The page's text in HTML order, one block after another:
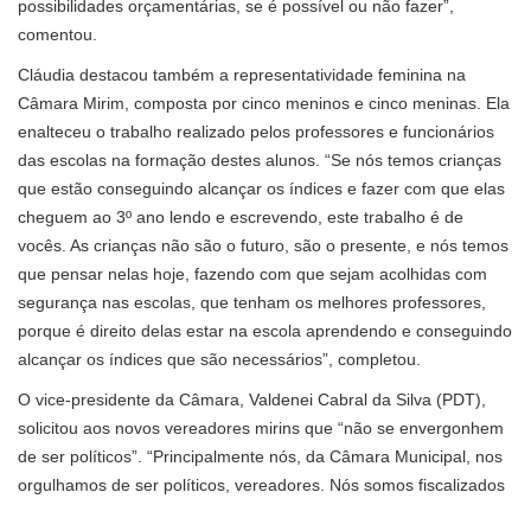
possibilidades orçamentárias, se é possível ou não fazer”,
comentou.
Cláudia destacou também a representatividade feminina na
Câmara Mirim, composta por cinco meninos e cinco meninas. Ela
enalteceu o trabalho realizado pelos professores e funcionários
das escolas na formação destes alunos. “Se nós temos crianças
que estão conseguindo alcançar os índices e fazer com que elas
cheguem ao 3º ano lendo e escrevendo, este trabalho é de
vocês. As crianças não são o futuro, são o presente, e nós temos
que pensar nelas hoje, fazendo com que sejam acolhidas com
segurança nas escolas, que tenham os melhores professores,
porque é direito delas estar na escola aprendendo e conseguindo
alcançar os índices que são necessários”, completou.
O vice-presidente da Câmara, Valdenei Cabral da Silva (PDT),
solicitou aos novos vereadores mirins que “não se envergonhem
de ser políticos”. “Principalmente nós, da Câmara Municipal, nos
orgulhamos de ser políticos, vereadores. Nós somos fiscalizados